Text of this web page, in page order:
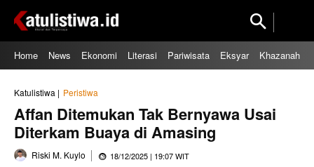
Home News Ekonomi Literasi Pariwisata Eksyar Khazanah
Katulistiwa | Peristiwa
Affan Ditemukan Tak Bernyawa Usai
Diterkam Buaya di Amasing
Riski M. Kuylo 18/12/2025 | 19:07 WIT